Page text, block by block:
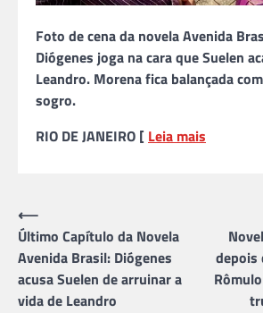
Foto de cena da novela Avenida
Diógenes joga na cara que Suelen
Leandro. Morena fica balançada
sogro.
RIO DE JANEIRO [ Leia mais
Navegação
de
Post
⟵
Último Capítulo da Novela
Avenida Brasil: Diógenes
acusa Suelen de arruinar a
vida de Leandro
depois